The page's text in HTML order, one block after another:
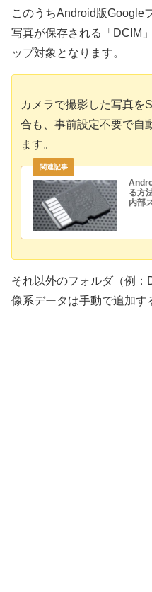
このうちAndroid版Google
写真が保存される「DCIM
ップ対象となります。
カメラで撮影した写真を
合も、事前設定不要で自
ます。
る方
内部
それ以外のフォルダ（例
像系データは手動で追加す